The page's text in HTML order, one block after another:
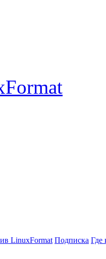
LinuxFormat Подписка Где